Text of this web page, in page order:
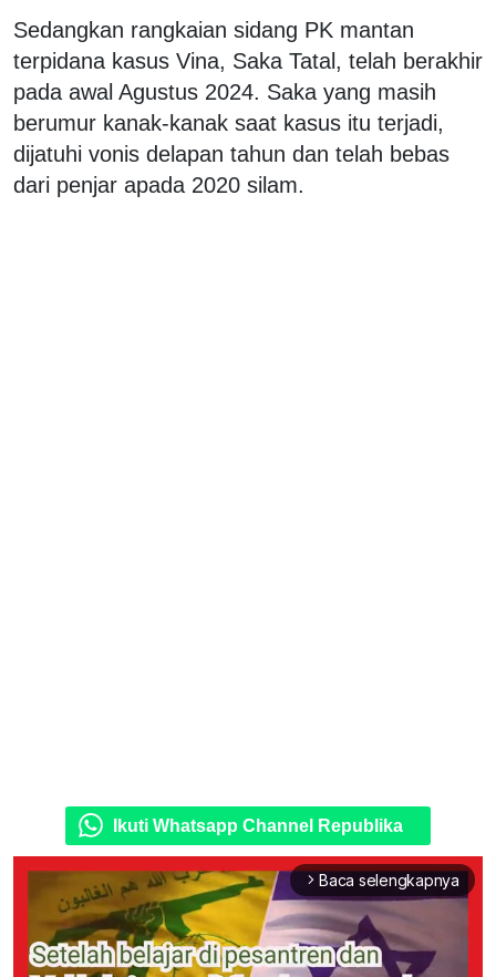
Sedangkan rangkaian sidang PK mantan
terpidana kasus Vina, Saka Tatal, telah berakhir
pada awal Agustus 2024. Saka yang masih
berumur kanak-kanak saat kasus itu terjadi,
dijatuhi vonis delapan tahun dan telah bebas
dari penjar apada 2020 silam.
Ikuti Whatsapp Channel Republika
arrow_forward_ios Baca selengkapnya